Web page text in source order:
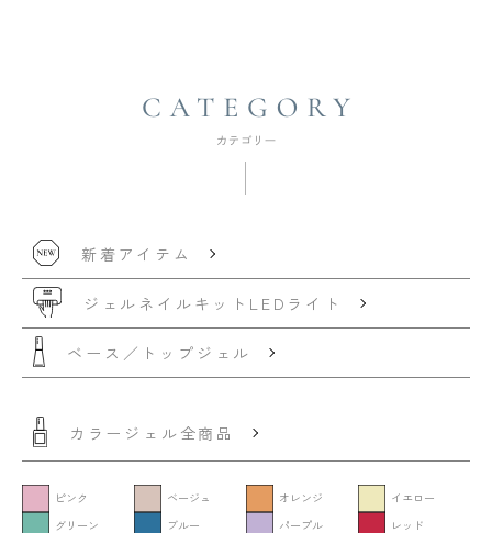
新着アイテム
ジェルネイルキット LEDライト
ベース／トップジェル
カラージェル全商品
ピンク ベージュ オレンジ
イエロー
グリーン
ブルー パープル
レッド